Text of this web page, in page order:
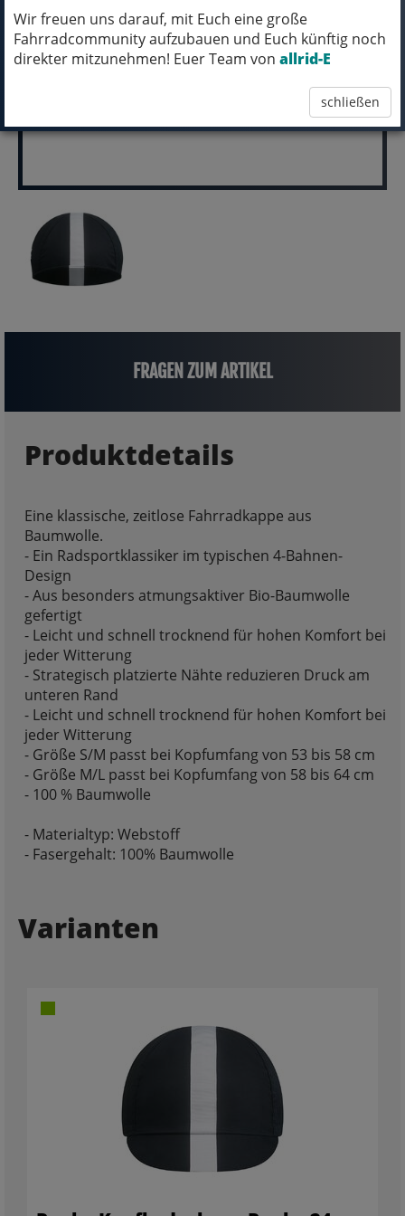
Wir freuen uns darauf, mit Euch eine große
Fahrradcommunity aufzubauen und Euch künftig noch
direkter mitzunehmen! Euer Team von allrid-E
schließen
pro Stück (inkl. MwSt.)
30,00 EUR
FRAGEN ZUM ARTIKEL
Produktdetails
Eine klassische, zeitlose Fahrradkappe aus
Baumwolle.
- Ein Radsportklassiker im typischen 4-Bahnen-
Design
- Aus besonders atmungsaktiver Bio-Baumwolle
gefertigt
- Leicht und schnell trocknend für hohen Komfort bei
jeder Witterung
- Strategisch platzierte Nähte reduzieren Druck am
unteren Rand
- Leicht und schnell trocknend für hohen Komfort bei
jeder Witterung
- Größe S/M passt bei Kopfumfang von 53 bis 58 cm
- Größe M/L passt bei Kopfumfang von 58 bis 64 cm
- 100 % Baumwolle
- Materialtyp: Webstoff
- Fasergehalt: 100% Baumwolle
Varianten